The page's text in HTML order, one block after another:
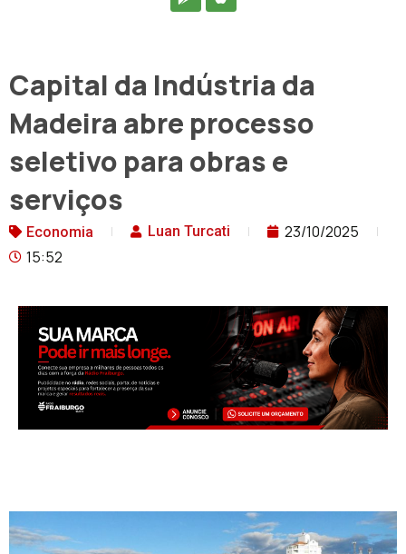
Capital da Indústria da
Madeira abre processo
seletivo para obras e
serviços
Economia Luan Turcati
23/10/2025
15:52